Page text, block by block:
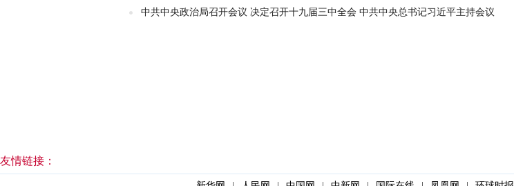
中共中央政治局召开会议 决定召开十九届三中全会 中共中央总书记习近平主持会议
友情链接：